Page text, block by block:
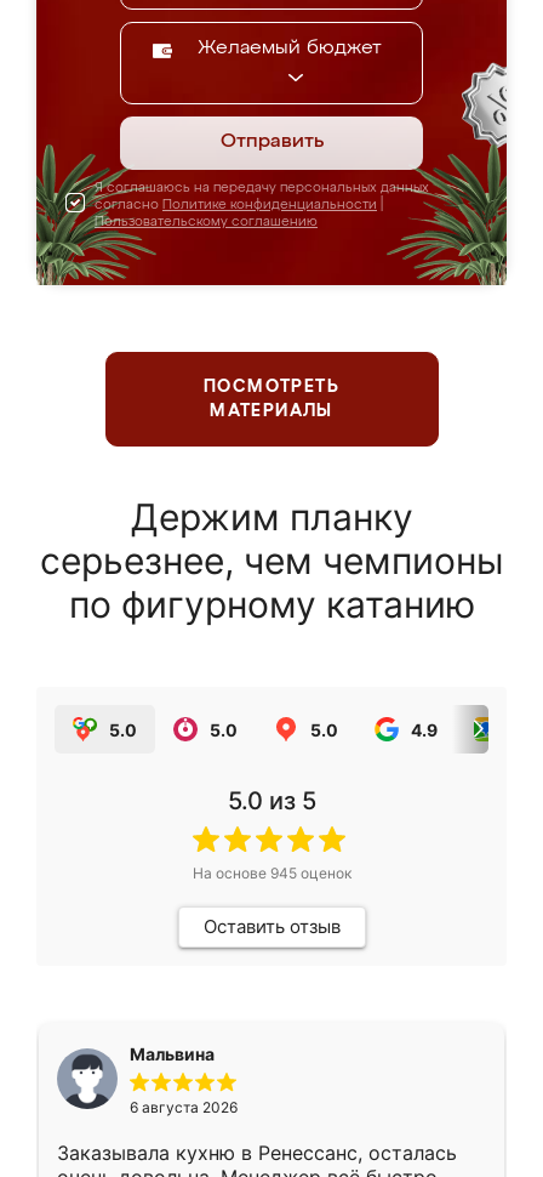
Желаемый бюджет
Отправить
Я соглашаюсь на передачу персональных данных
согласно Политике конфиденциальности
Пользовательскому соглашению
ПОСМОТРЕТЬ
МАТЕРИАЛЫ
Держим планку
серьезнее, чем чемпионы
по фигурному катанию
5.0 5.0 5.0 4.9
5.0 из 5
На основе 945оценок
Оставить отзыв
Мальвина
6 августа 2026
Заказывала кухню в Ренессанс, осталась